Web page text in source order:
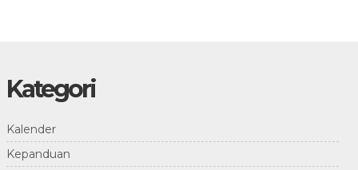
Kategori
Kalender
Kepanduan